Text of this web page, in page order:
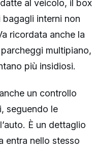
al veicolo, il box
interni non
ricordata anche la
multipiano,
più insidiosi.
un controllo
seguendo le
È un dettaglio
entra nello stesso